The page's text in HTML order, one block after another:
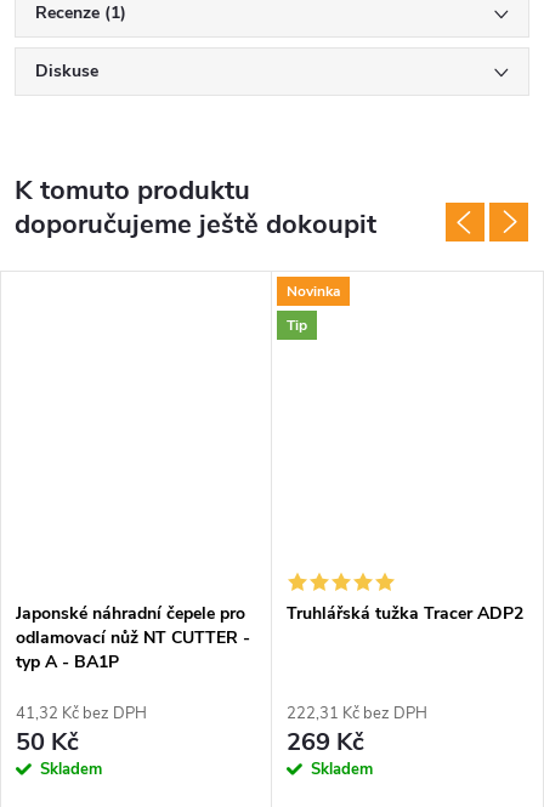
Recenze (1)
Diskuse
K tomuto produktu
doporučujeme ještě dokoupit
Japonské náhradní čepele pro
odlamovací nůž NT CUTTER -
typ A - BA1P
41,32 Kč bez DPH
50 Kč
Skladem
Novinka
Tip
Truhlářská tužka Tracer ADP2
222,31 Kč bez DPH
269 Kč
Skladem